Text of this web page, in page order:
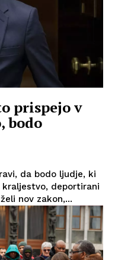
prispejo v
bodo
da bodo ljudje, ki
deportirani
nov zakon,...